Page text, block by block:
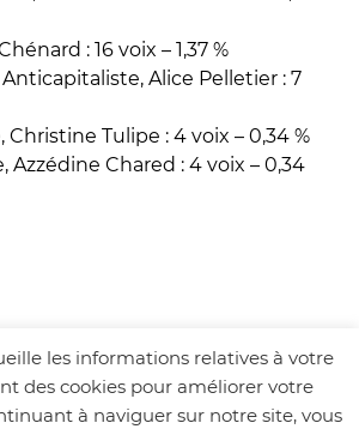
: 16 voix – 1,37 %
Alice Pelletier : 7
Tulipe : 4 voix – 0,34 %
Azzédine Chared : 4 voix – 0,34
2 TOUR – 7
les informations relatives à votre
des cookies pour améliorer votre
à naviguer sur notre site, vous